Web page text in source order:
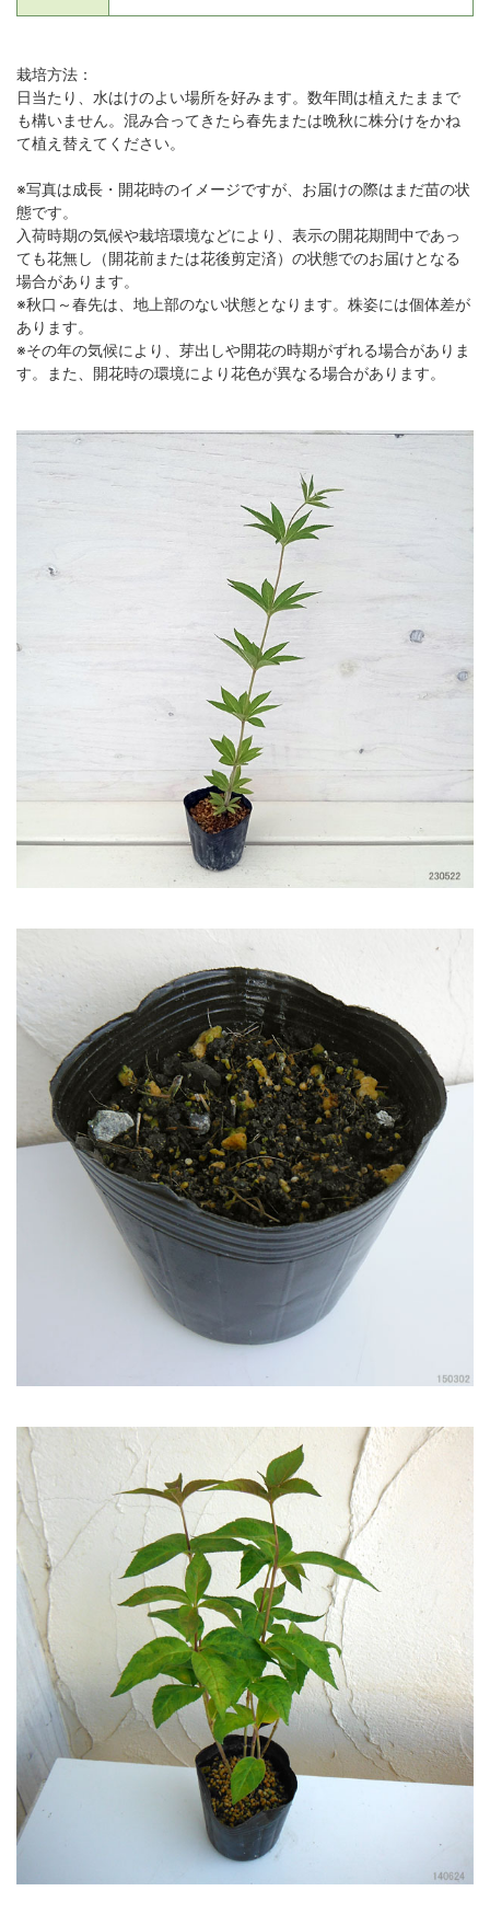
栽培方法：
日当たり、水はけのよい場所を好みます。数年間は植えたままで
も構いません。混み合ってきたら春先または晩秋に株分けをかね
て植え替えてください。
※写真は成長・開花時のイメージですが、お届けの際はまだ苗の状
態です。
入荷時期の気候や栽培環境などにより、表示の開花期間中であっ
ても花無し（開花前または花後剪定済）の状態でのお届けとなる
場合があります。
※秋口～春先は、地上部のない状態となります。株姿には個体差が
あります。
※その年の気候により、芽出しや開花の時期がずれる場合がありま
す。また、開花時の環境により花色が異なる場合があります。